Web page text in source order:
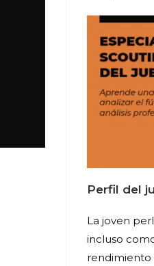
Perfil del
La joven
incluso
rendimiento